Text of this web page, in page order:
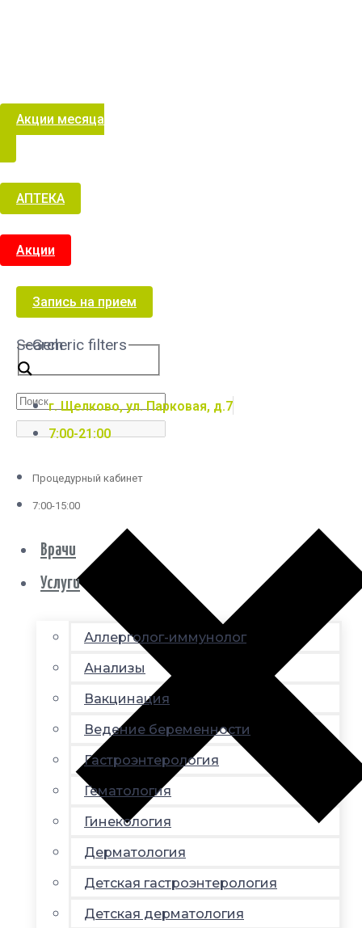
Акции месяца
АПТЕКА
Акции
Запись на прием
Search
Generic filters
г. Щелково, ул. Парковая, д.7
7:00-21:00
Процедурный кабинет
7:00-15:00
Врачи
Услуги
Аллерголог-иммунолог
Анализы
Вакцинация
Ведение беременности
Гастроэнтерология
Гематология
Гинекология
Дерматология
Детская гастроэнтерология
Детская дерматология